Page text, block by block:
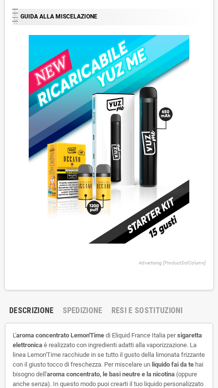
GUIDA ALLA MISCELAZIONE
Advertising [Product3rdColumn]
DESCRIZIONE SPEDIZIONE RESI E SOSTITUZIONI
L'aroma concentrato Lemon'Time di Eliquid France Italia persigaretta
elettronica è realizzato con ingredienti adatti alla vaporizzazione. La
linea Lemon'Time racchiude in se tutto il gusto della limonata frizzante
con il giusto tocco di freschezza. Per miscelare un liquido fai da te hai
bisogno dell'aroma concentrato, le basi neutre e la nicotina (oppure
anche senza). In questo modo puoi crearti il tuo liquido personalizzato